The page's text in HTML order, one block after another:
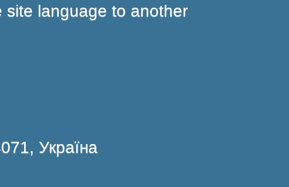
site language to another
Україна